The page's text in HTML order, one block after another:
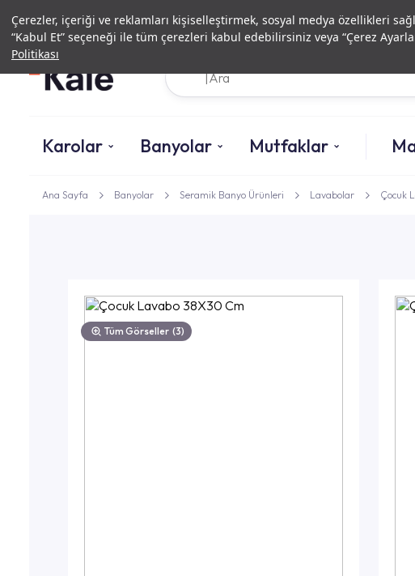
Çerezler, içeriği ve reklamları kişiselleştirmek, sosyal medya özellikleri
“Kabul Et” seçeneği ile tüm çerezleri kabul edebilirsiniz veya “Çerez
Politikası
Karolar Banyolar Mutfaklar
Ana Sayfa Banyolar Seramik Banyo Ürünleri Lavabolar Çocuk
Tüm Görseller (3)